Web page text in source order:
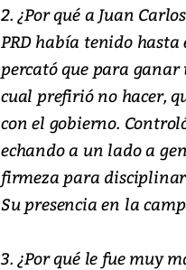
2. ¿Por qué a Juan
PRD había tenido
percató que para
cual prefirió no hacer,
con el gobierno.
echando a un lado a
firmeza para
Su presencia en la
3. ¿Por qué le fue muy